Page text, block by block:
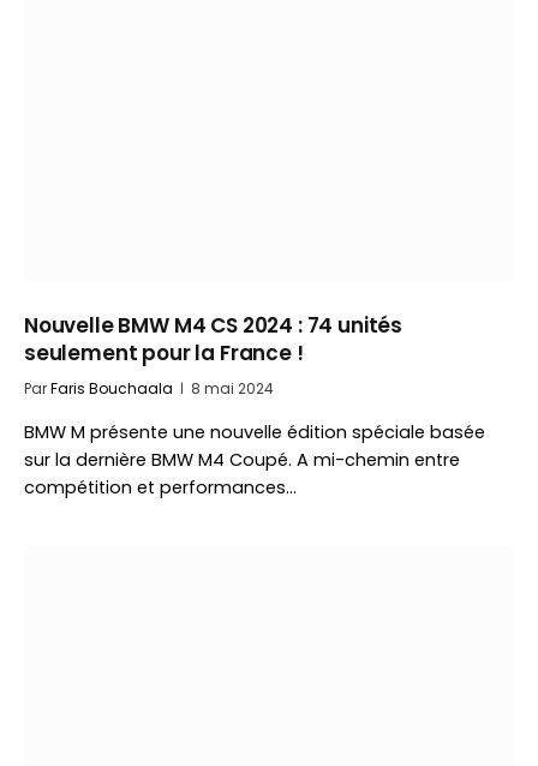
Nouvelle BMW M4 CS 2024 : 74 unités
seulement pour la France !
ParFaris Bouchaala 8 mai 2024
BMW M présente une nouvelle édition spéciale basée
sur la dernière BMW M4 Coupé. A mi-chemin entre
compétition et performances…